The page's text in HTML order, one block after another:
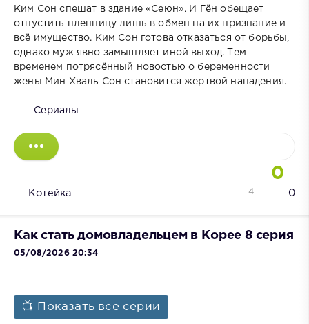
Ким Сон спешат в здание «Сеюн». И Гён обещает
отпустить пленницу лишь в обмен на их признание и
всё имущество. Ким Сон готова отказаться от борьбы,
однако муж явно замышляет иной выход. Тем
временем потрясённый новостью о беременности
жены Мин Хваль Сон становится жертвой нападения.
Сериалы
0
Котейка 0
4
Как стать домовладельцем в Корее 8 серия
05/08/2026 20:34
📺 Показать все серии